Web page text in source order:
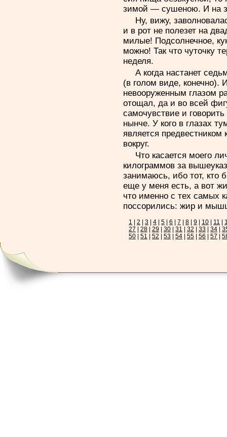
зимой — сушеною. И на
Ну, вижу,
и в рот не полезет на
милые! Подсолнечное,
можно! Так что чуточку
неделя.
А когда настанет
(в голом виде, конечно).
невооруженным глазом
отощал, да и во всей
самочувствие и
нынче. У кого в глазах
является предвестником
вокруг.
Что касается моего
килограммов за
занимаюсь, ибо тот,
еще у меня есть, а вот
что именно с тех самых
поссорились: жир и
1 | 2 | 3 | 4 | 5 | 6 | 7 | 8 | 9 | 10 | 11 |
27 | 28 | 29 | 30 | 31 | 32 | 33 | 34 |
50 | 51 | 52 | 53 | 54 | 55 | 56 | 57 |